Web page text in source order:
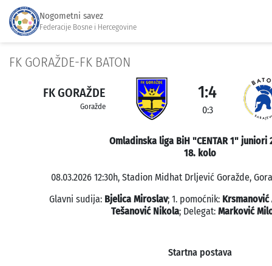
Nogometni savez
Federacije Bosne i Hercegovine
FK GORAŽDE-FK BATON
FK GORAŽDE
Goražde
1:4
0:3
Omladinska liga BiH "CENTAR 1" juniori
18. kolo
08.03.2026 12:30h, Stadion Midhat Drljević Goražde,
Glavni sudija: Bjelica Miroslav; 1. pomoćnik: Krsmanović
Tešanović Nikola; Delegat: Marković
Startna postava